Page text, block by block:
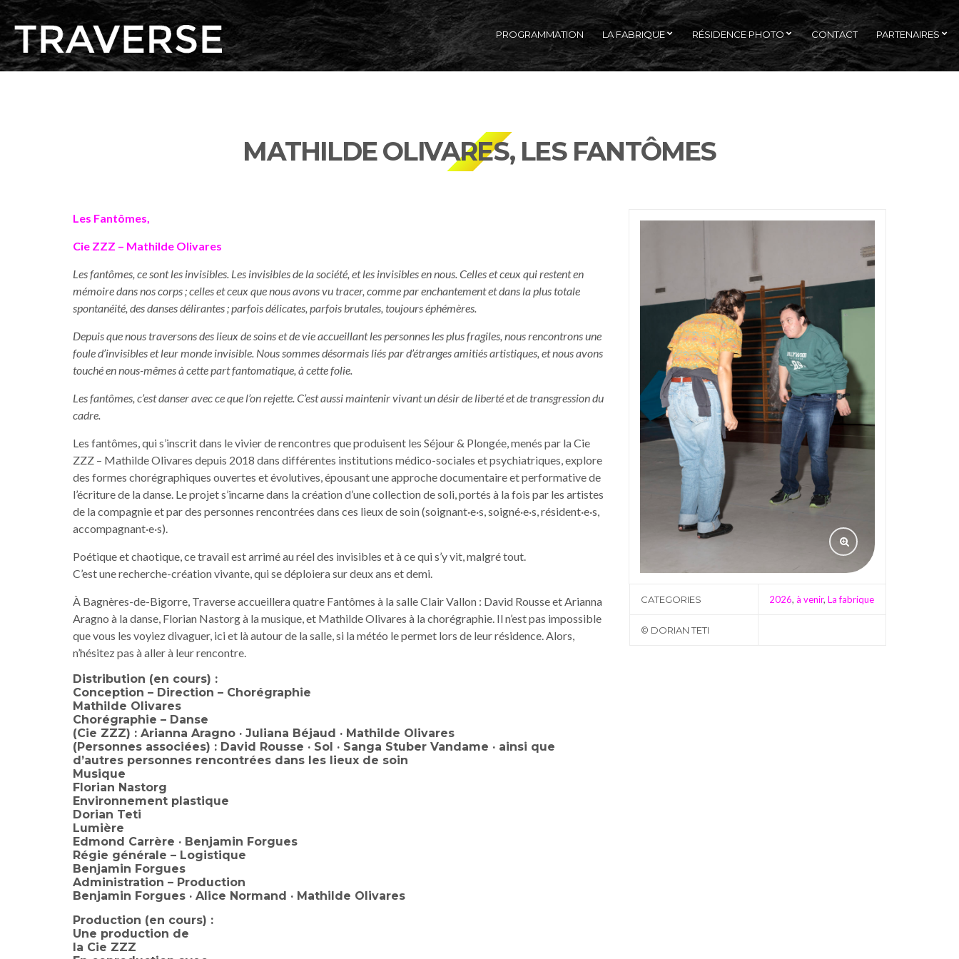
PROGRAMMATION LA FABRIQUE RÉSIDENCE PHOTO CONTACT PARTENAIRES
MATHILDE OLIVARES, LES FANTÔMES
CATEGORIES 2026, à venir, La fabrique
© DORIAN TETI
Les Fantômes,
Cie ZZZ – Mathilde Olivares
Les fantômes, ce sont les invisibles. Les invisibles de la société, et les invisibles en nous. Celles et ceux qui restent en
mémoiredans nos corps ; celles et ceux que nous avons vu tracer, comme par enchantement et dans la plus totale
spontanéité, des dansesdélirantes ; parfois délicates, parfois brutales, toujours éphémères.
Depuis que nous traversons des lieux de soins et de vie accueillant les personnes les plus fragiles, nous rencontrons une
fouled’invisibles et leur monde invisible. Nous sommes désormais liés par d’étranges amitiés artistiques, et nous avons
touché ennous-mêmes à cette part fantomatique, à cette folie.
Les fantômes, c’est danser avec ce que l’on rejette. C’est aussi maintenir vivant un désir de liberté et de transgression du
cadre.
Les fantômes, qui s’inscrit dans le vivier de rencontres que produisent les Séjour & Plongée, menés par la Cie
ZZZ – Mathilde Olivares depuis 2018 dans différentes institutions médico-sociales et psychiatriques, explore
des formes chorégraphiques ouvertes et évolutives, épousant une approche documentaire et performative de
l’écriture de la danse. Le projet s’incarne dans la création d’une collection de soli, portés à la fois par les artistes
de la compagnie et par des personnes rencontrées dans ces lieux de soin (soignant·e·s, soigné·e·s, résident·e·s,
accompagnant·e·s).
Poétique et chaotique, ce travail est arrimé au réel des invisibles et à ce qui s’y vit, malgré tout.
C’est une recherche-création vivante, qui se déploiera sur deux ans et demi.
À Bagnères-de-Bigorre, Traverse accueillera quatre Fantômes à la salle Clair Vallon : David Rousse et Arianna
Aragno à la danse, Florian Nastorg à la musique, et Mathilde Olivares à la chorégraphie. Il n’est pas impossible
que vous les voyiez divaguer, ici et là autour de la salle, si la météo le permet lors de leur résidence. Alors,
n’hésitez pas à aller à leur rencontre.
Distribution (en cours) :
Conception – Direction – Chorégraphie
Mathilde Olivares
Chorégraphie – Danse
(Cie ZZZ) : Arianna Aragno · Juliana Béjaud · Mathilde Olivares
(Personnes associées) : David Rousse · Sol · Sanga Stuber Vandame · ainsi que
d’autres personnes rencontrées dans les lieux de soin
Musique
Florian Nastorg
Environnement plastique
Dorian Teti
Lumière
Edmond Carrère · Benjamin Forgues
Régie générale – Logistique
Benjamin Forgues
Administration – Production
Benjamin Forgues · Alice Normand · Mathilde Olivares
Production (en cours) :
Une production de
la Cie ZZZ